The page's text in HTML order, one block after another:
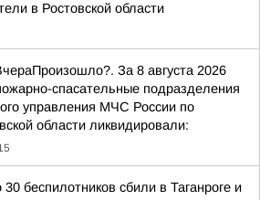
в Ростовской области
За 8 августа 2026
спасательные подразделения
управления МЧС России по
области ликвидировали:
беспилотников сбили в Таганроге и